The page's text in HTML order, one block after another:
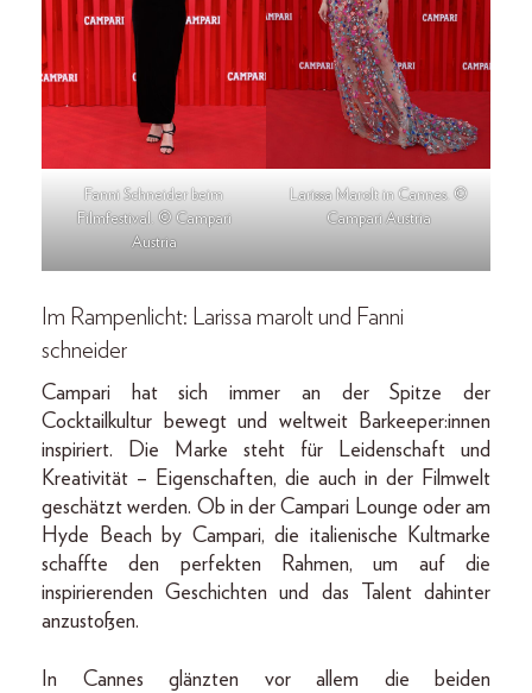
Fanni Schneider beim
Filmfestival. © Campari
Austria
Larissa Marolt in Cannes. ©
Campari Austria
Im Rampenlicht: Larissa marolt und Fanni
schneider
Campari hat sich immer an der Spitze der
Cocktailkultur bewegt und weltweit Barkeeper:innen
inspiriert. Die Marke steht für Leidenschaft und
Kreativität – Eigenschaften, die auch in der Filmwelt
geschätzt werden. Ob in der Campari Lounge oder am
Hyde Beach by Campari, die italienische Kultmarke
schaffte den perfekten Rahmen, um auf die
inspirierenden Geschichten und das Talent dahinter
anzustoßen.
In Cannes glänzten vor allem die beiden